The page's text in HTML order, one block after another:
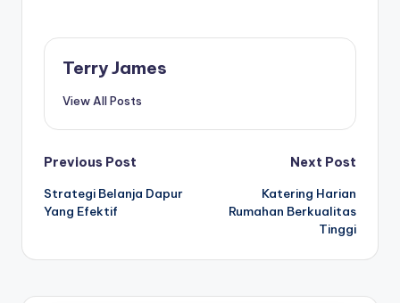
Terry James
View All Posts
Post
navigation
Previous Post
Strategi Belanja Dapur
Yang Efektif
Next Post
Katering Harian
Rumahan Berkualitas
Tinggi